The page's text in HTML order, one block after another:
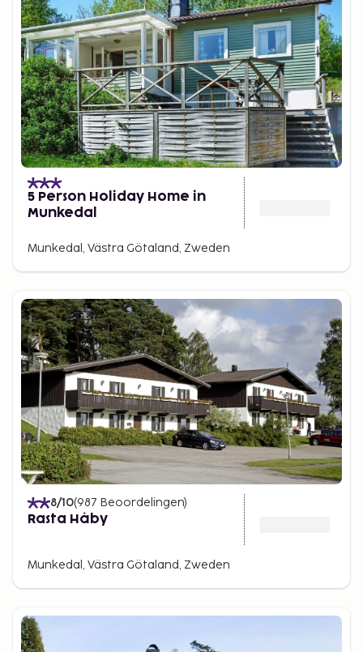
5 Person Holiday Home in
Munkedal
Munkedal, Västra Götaland, Zweden
8/10(987 Beoordelingen)
Rasta Håby
Munkedal, Västra Götaland, Zweden